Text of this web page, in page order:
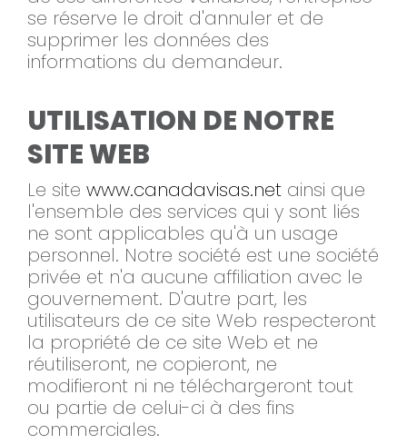
se réserve le droit d'annuler et de
supprimer les données des
informations du demandeur.
UTILISATION DE NOTRE
SITE WEB
Le site www.canadavisas.net ainsi que
l'ensemble des services qui y sont liés
ne sont applicables qu'à un usage
personnel. Notre société est une société
privée et n'a aucune affiliation avec le
gouvernement. D'autre part, les
utilisateurs de ce site Web respecteront
la propriété de ce site Web et ne
réutiliseront, ne copieront, ne
modifieront ni ne téléchargeront tout
ou partie de celui-ci à des fins
commerciales.